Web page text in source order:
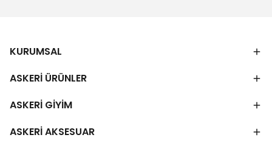
KURUMSAL
ASKERİ ÜRÜNLER
ASKERİ GİYİM
ASKERİ AKSESUAR